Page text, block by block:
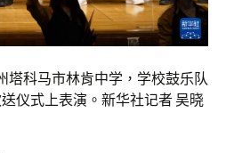
塔科马市林肯中学，学校鼓乐队
仪式上表演。新华社记者 吴晓